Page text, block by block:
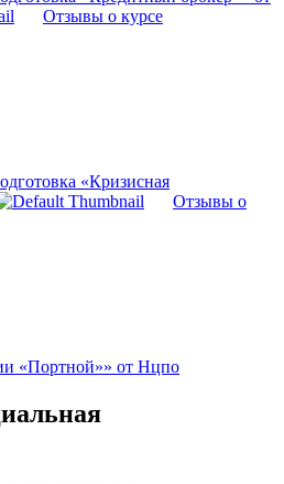
Отзывы о курсе
«Кризисная
Отзывы о
«Портной»» от Нцпо